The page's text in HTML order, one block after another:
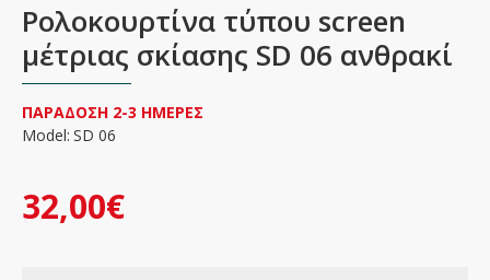
Ρολοκουρτίνα τύπου screen
μέτριας σκίασης SD 06 ανθρακί
32,00€
ΠΑΡΑΔΟΣΗ 2-3 ΗΜΕΡΕΣ
Model: SD 06